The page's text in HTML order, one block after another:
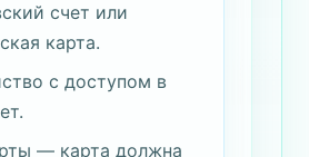
счет или
карта.
с доступом в
— карта должна